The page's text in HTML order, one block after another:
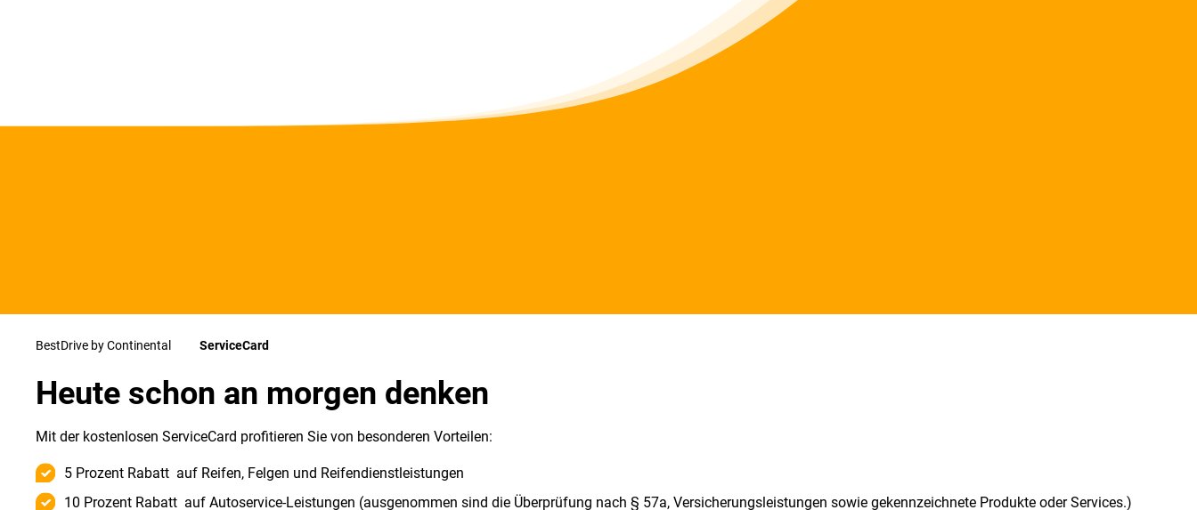
BestDrive by Continental ServiceCard
Heute schon an morgen denken
Mit der kostenlosen ServiceCard profitieren Sie von besonderen Vorteilen:
5 Prozent Rabatt auf Reifen, Felgen und Reifendienstleistungen
10 Prozent Rabatt auf Autoservice-Leistungen (ausgenommen sind die Überprüfung nach § 57a, Versicherungsleistungen sowie gekennzeichnete Produkte oder Services.)